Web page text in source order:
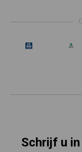
Schrijf u